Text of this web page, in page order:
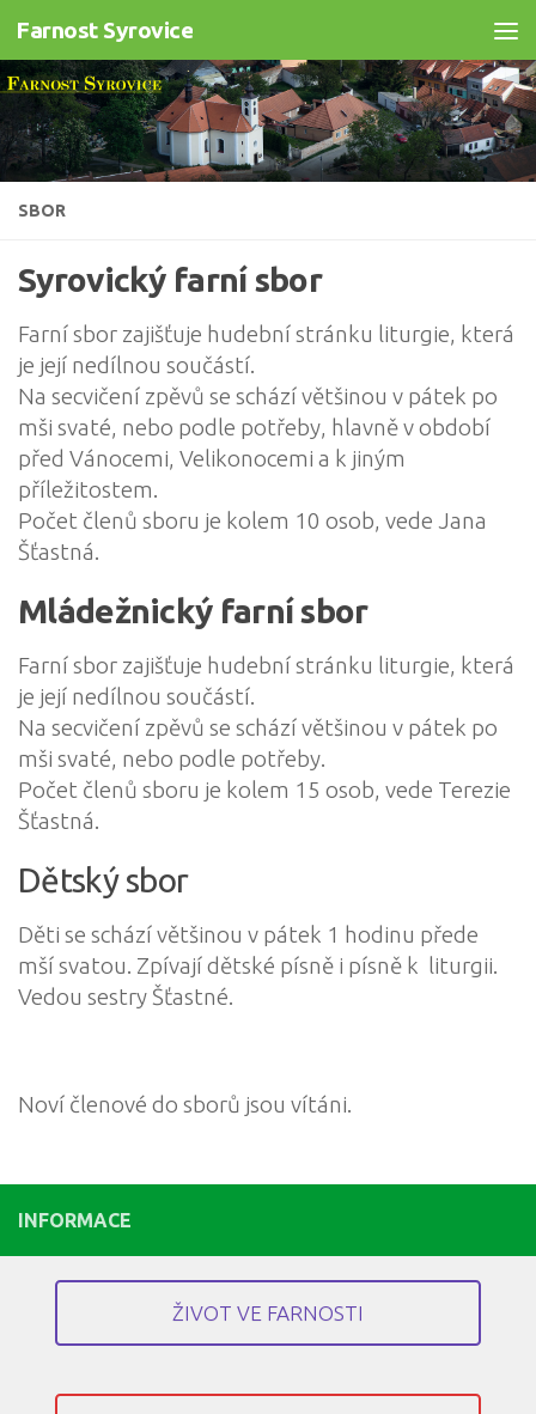
Skip to content
Farnost Syrovice
SBOR
Syrovický farní sbor
Farní sbor zajišťuje hudební stránku liturgie, která
je její nedílnou součástí.
Na secvičení zpěvů se schází většinou v pátek po
mši svaté, nebo podle potřeby, hlavně v období
před Vánocemi, Velikonocemi a k jiným
příležitostem.
Počet členů sboru je kolem 10 osob, vede Jana
Šťastná.
Mládežnický farní sbor
Farní sbor zajišťuje hudební stránku liturgie, která
je její nedílnou součástí.
Na secvičení zpěvů se schází většinou v pátek po
mši svaté, nebo podle potřeby.
Počet členů sboru je kolem 15 osob, vede Terezie
Šťastná.
Dětský sbor
Děti se schází většinou v pátek 1 hodinu přede
mší svatou. Zpívají dětské písně i písně k liturgii.
Vedou sestry Šťastné.
Noví členové do sborů jsou vítáni.
INFORMACE
ŽIVOT VE FARNOSTI